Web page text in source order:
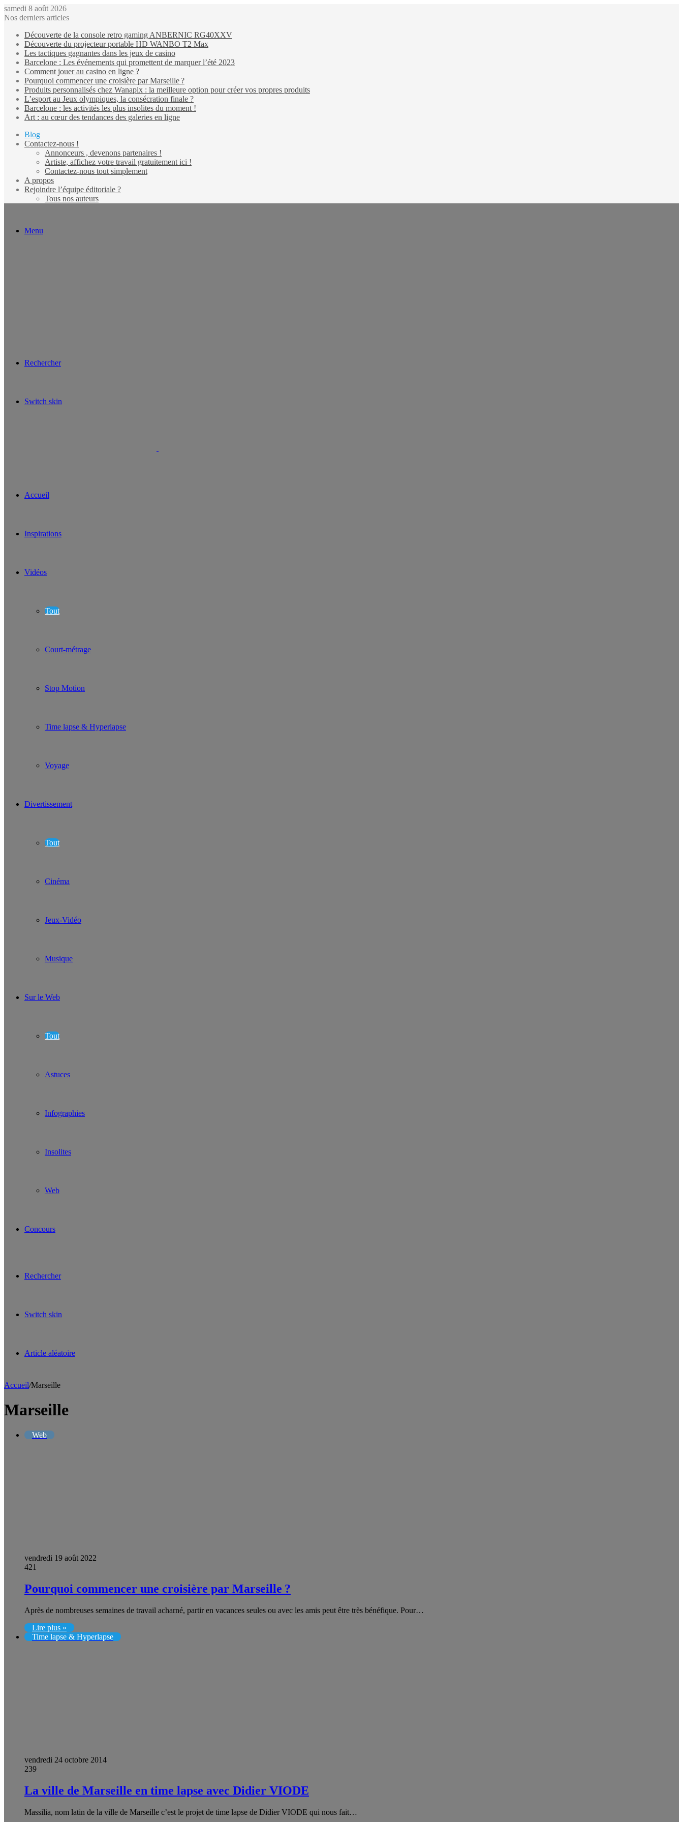
samedi 8 août 2026
Nos derniers articles
Découverte de la console retro gaming ANBERNIC RG40XXV
Découverte du projecteur portable HD WANBO T2 Max
Les tactiques gagnantes dans les jeux de casino
Barcelone : Les événements qui promettent de marquer l’été 2023
Comment jouer au casino en ligne ?
Pourquoi commencer une croisière par Marseille ?
Produits personnalisés chez Wanapix : la meilleure option pour créer vos propres produits
L’esport au Jeux olympiques, la consécration finale ?
Barcelone : les activités les plus insolites du moment !
Art : au cœur des tendances des galeries en ligne
Blog
Contactez-nous !
Annonceurs , devenons partenaires !
Artiste, affichez votre travail gratuitement ici !
Contactez-nous tout simplement
A propos
Rejoindre l’équipe éditoriale ?
Tous nos auteurs
Menu
Rechercher
Switch skin
Accueil
Inspirations
Vidéos
Tout
Court-métrage
Stop Motion
Time lapse & Hyperlapse
Voyage
Divertissement
Tout
Cinéma
Jeux-Vidéo
Musique
Sur le Web
Tout
Astuces
Infographies
Insolites
Web
Concours
Rechercher
Switch skin
Article aléatoire
Accueil/Marseille
Marseille
Web
vendredi 19 août 2022
421
Pourquoi commencer une croisière par Marseille ?
Après de nombreuses semaines de travail acharné, partir en vacances seules ou avec les amis peut être très bénéfique. Pour…
Lire plus »
Time lapse & Hyperlapse
vendredi 24 octobre 2014
239
La ville de Marseille en time lapse avec Didier VIODE
Massilia, nom latin de la ville de Marseille c’est le projet de time lapse de Didier VIODE qui nous fait…